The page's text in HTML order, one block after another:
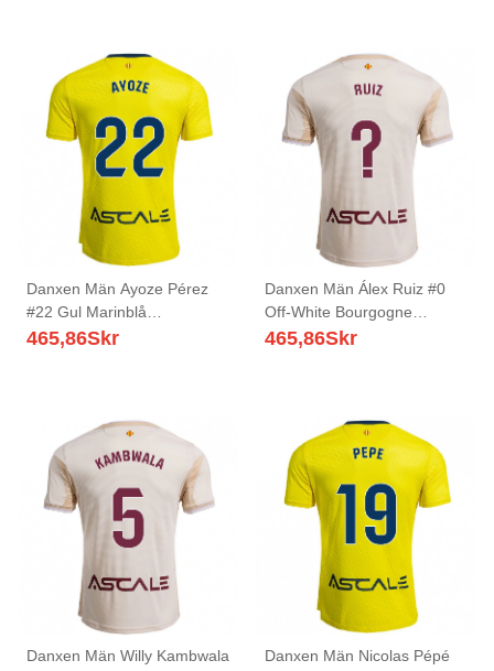
Danxen Män Ayoze Pérez
#22 Gul Marinblå
Hemmatröja Matchtröjor
465,86Skr
Danxen Män Álex Ruiz #0
Off-White Bourgogne
Bortatröja Matchtröjor
465,86Skr
Danxen Män Willy Kambwala
Danxen Män Nicolas Pépé